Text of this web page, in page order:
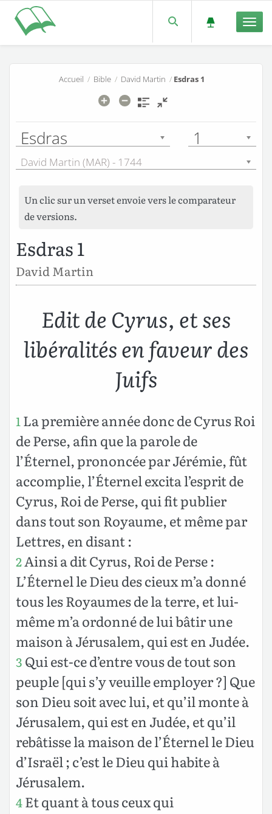
Accueil / Bible / David Martin / Esdras 1
Esdras 1
David Martin (MAR) - 1744
Un clic sur un verset envoie vers le comparateur
de versions.
Esdras 1
David Martin
Edit de Cyrus, et ses
libéralités en faveur des
Juifs
1 La première année donc de Cyrus Roi
de Perse, afin que la parole de
l’Éternel, prononcée par Jérémie, fût
accomplie, l’Éternel excita l’esprit de
Cyrus, Roi de Perse, qui fit publier
dans tout son Royaume, et même par
Lettres, en disant :
2Ainsi a dit Cyrus, Roi de Perse :
L’Éternel le Dieu des cieux m’a donné
tous les Royaumes de la terre, et lui-
même m’a ordonné de lui bâtir une
maison à Jérusalem, qui est en Judée.
3 Qui est-ce d’entre vous de tout son
peuple [qui s’y veuille employer ?] Que
son Dieu soit avec lui, et qu’il monte à
Jérusalem, qui est en Judée, et qu’il
rebâtisse la maison de l’Éternel le Dieu
d’Israël ; c’est le Dieu qui habite à
Jérusalem.
4Et quant à tous ceux qui